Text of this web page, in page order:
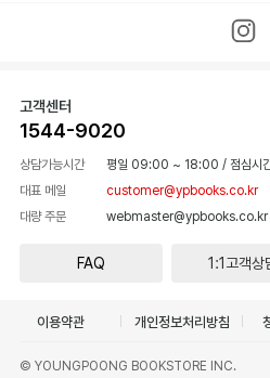
고객센터
1544-9020
상담가능시간 평일 09:00 ~ 18:00 / 점심시
대표 메일
customer@ypbooks.co.kr
대량 주문
webmaster@ypbooks.co.kr
FAQ 1:1고객상
이용약관 개인정보처리방침
© YOUNGPOONG BOOKSTORE INC.